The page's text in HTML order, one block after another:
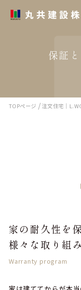
保証
TOPページ /注文住宅｜
家の耐久性を
様々な取り組
Warranty program